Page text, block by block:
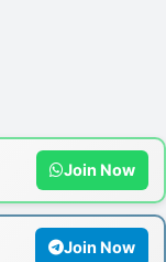
Join Now
Join Now